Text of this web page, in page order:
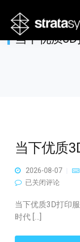
当下优质
当下优质
2026-08-07
当下优质3D打印
已关闭评论
当下优质3D打印
时代 […]